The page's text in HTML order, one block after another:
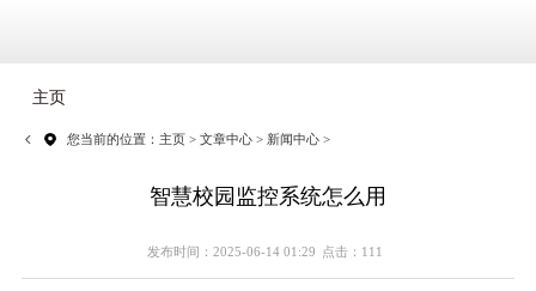
主页
您当前的位置： 主页> 文章中心> 新闻中心>
智慧校园监控系统怎么用
发布时间：2025-06-14 01:29 点击：111